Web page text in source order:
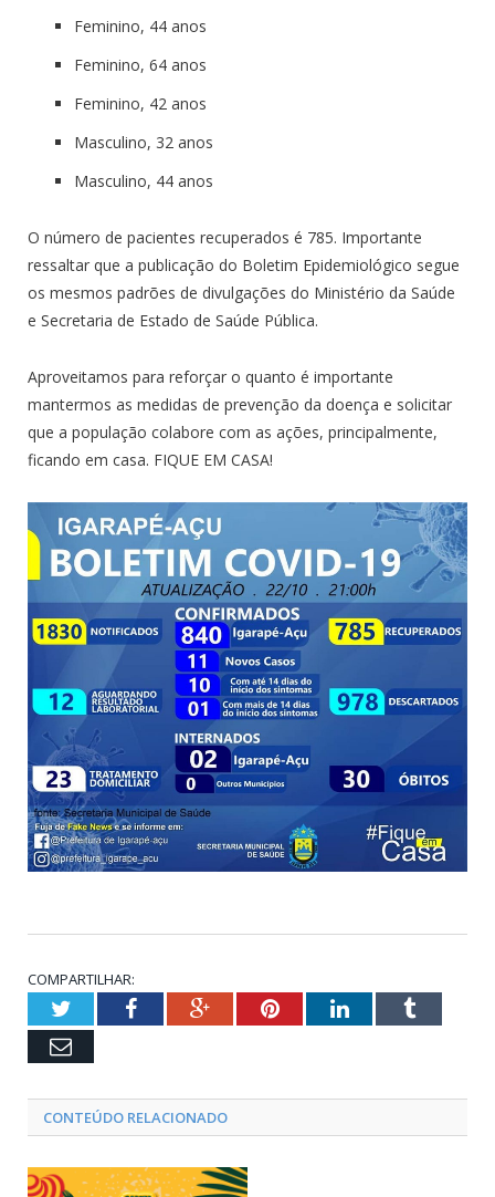
Feminino, 44 anos
Feminino, 64 anos
Feminino, 42 anos
Masculino, 32 anos
Masculino, 44 anos
O número de pacientes recuperados é 785. Importante
ressaltar que a publicação do Boletim Epidemiológico segue
os mesmos padrões de divulgações do Ministério da Saúde
e Secretaria de Estado de Saúde Pública.
Aproveitamos para reforçar o quanto é importante
mantermos as medidas de prevenção da doença e solicitar
que a população colabore com as ações, principalmente,
ficando em casa. FIQUE EM CASA!
COMPARTILHAR:
TwitterFacebookGoogle+PinterestLinkedInTumblr
Email
CONTEÚDO RELACIONADO